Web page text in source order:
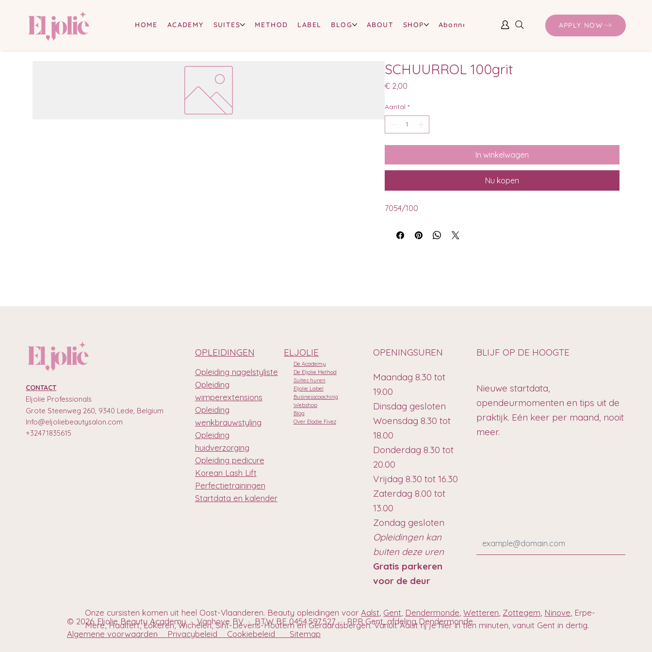
HOME ACADEMY SUITES METHOD LABEL BLOG ABOUT SHOP Abonnementen en prijzen APPLY NOW
SCHUURROL 100grit
€ 2,00Prijs
Aantal *
In winkelwagen
Nu kopen
7054/100
Maandag 8.30 tot
19.00
Dinsdag gesloten
Woensdag 8.30 tot
18.00
Donderdag 8.30 tot
20.00
Vrijdag 8.30 tot 16.30
Zaterdag 8.00 tot
13.00
Zondag gesloten
Opleidingen kan
buiten deze uren
Gratis parkeren
voor de deur
OPENINGSUREN
De Academy
De Eljolie Method
Suites huren
Eljolie Label
Businesscoaching
Webshop
Blog
Over Elodie Fivez
ELJOLIE
Opleiding nagelstyliste
Opleiding
wimperextensions
Opleiding
wenkbrauwstyling
Opleiding
huidverzorging
Opleiding pedicure
Korean Lash Lift
Perfectietrainingen
Startdata en kalender
OPLEIDINGEN
CONTACT
Eljolie Professionals
Grote Steenweg 260, 9340 Lede, Belgium
Info@eljoliebeautysalon.com
+32471835615
BLIJF OP DE HOOGTE
Nieuwe startdata,
opendeurmomenten en tips uit de
praktijk. Eén keer per maand, nooit
meer.
Onze cursisten komen uit heel Oost-Vlaanderen. Beauty opleidingen voorAalst Gent Dendermonde ,Wetteren Zottegem Ninove , Erpe-
Mere, Haaltert, Lokeren, Wichelen, Sint-Lievens-Houtem en Geraardsbergen. Vanuit Aalst rij je hier in tien minuten, vanuit Gent in dertig.
© 2026 Eljolie Beauty Academy · Vanhove BV · BTW BE 0454.597.527 · RPR Gent, afdeling Dendermonde
Algemene voorwaarden Privacybeleid Cookiebeleid Sitemap